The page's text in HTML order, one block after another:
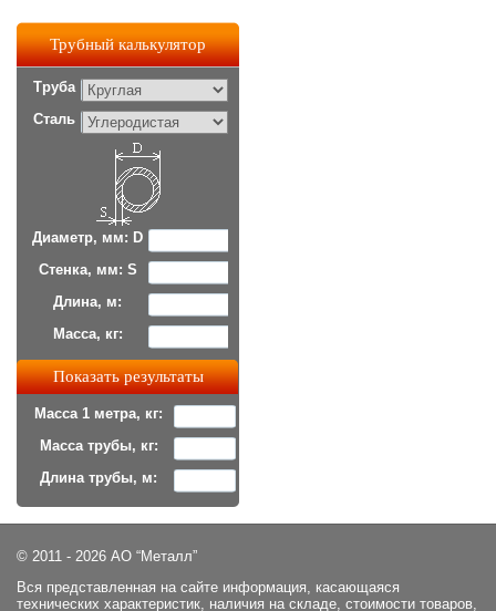
Трубный калькулятор
Труба
Сталь
Диаметр, мм: D
Стенка, мм: S
Длина, м:
Масса, кг:
Масса 1 метра, кг:
Масса трубы, кг:
Длина трубы, м:
© 2011 - 2026 АО “Металл”
Вся представленная на сайте информация, касающаяся
технических характеристик, наличия на складе, стоимости товаров,